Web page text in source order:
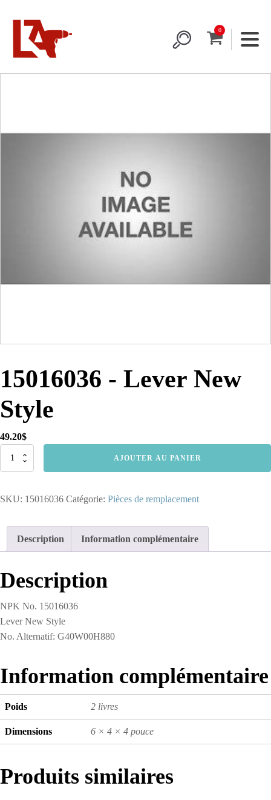
15016036 - Lever New
Style
49.20$
quantité
Lever
AJOUTER AU PANIER
SKU: 15016036 Catégorie: Pièces de remplacement
Description Information complémentaire
Description
NPK No. 15016036
Lever New Style
No. Alternatif: G40W00H880
Information complémentaire
Poids 2 livres
Dimensions 6 × 4 × 4 pouce
Produits similaires